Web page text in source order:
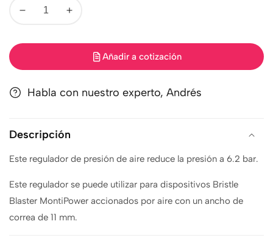
Disminuir
Aumentar
Añadir a cotización
Habla con nuestro experto, Andrés
Descripción
Este regulador de presión de aire reduce la presión a 6.2 bar.
Este regulador se puede utilizar para dispositivos Bristle
Blaster MontiPower accionados por aire con un ancho de
correa de 11 mm.